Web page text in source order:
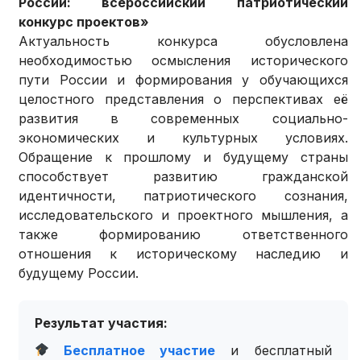
конкурс проектов»
Актуальность конкурса обусловлена
необходимостью осмысления исторического
пути России и формирования у обучающихся
целостного представления о перспективах её
развития в современных социально-
экономических и культурных условиях.
Обращение к прошлому и будущему страны
способствует развитию гражданской
идентичности, патриотического сознания,
исследовательского и проектного мышления, а
также формированию ответственного
отношения к историческому наследию и
будущему России.
Результат участия:
Бесплатное участие и бесплатный